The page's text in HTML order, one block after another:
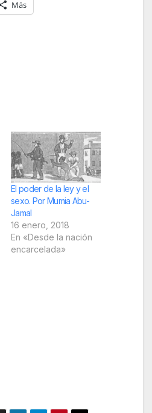
Más
El poder de la ley y el
sexo. Por Mumia Abu-
Jamal
16 enero, 2018
En «Desde la nación
encarcelada»